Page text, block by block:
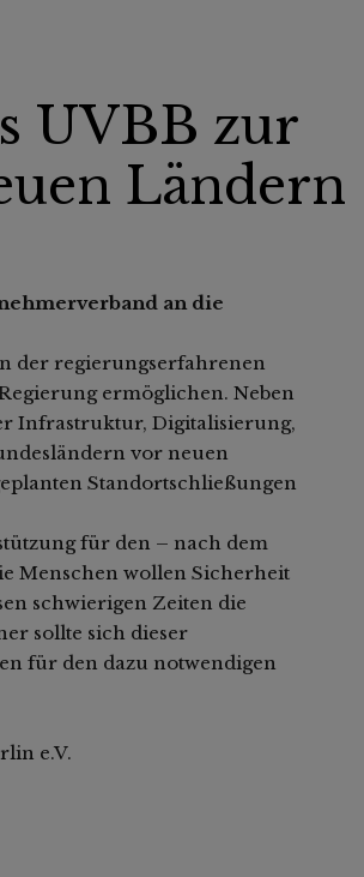
UVBB zur
Ländern
an die
der regierungserfahrenen
ermöglichen. Neben
Infrastruktur, Digitalisierung,
vor neuen
Standortschließungen
für den – nach dem
Menschen wollen Sicherheit
schwierigen Zeiten die
sollte sich dieser
für den dazu notwendigen
e.V.